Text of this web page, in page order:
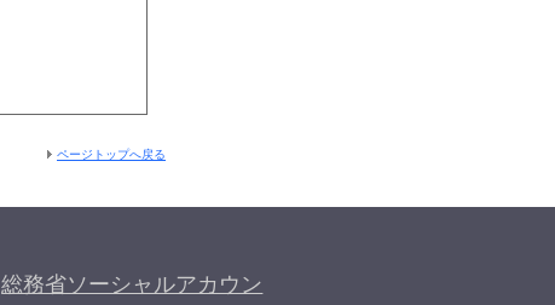
ページトップへ戻る
総務省ソーシャルアカウン